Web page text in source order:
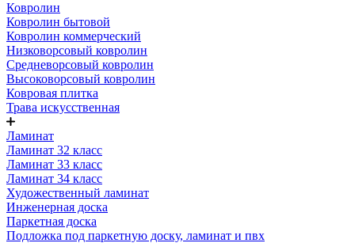
Ковролин
Ковролин бытовой
Ковролин коммерческий
Низковорсовый ковролин
Средневорсовый ковролин
Высоковорсовый ковролин
Ковровая плитка
Трава искусственная
Ламинат
Ламинат 32 класс
Ламинат 33 класс
Ламинат 34 класс
Художественный ламинат
Инженерная доска
Паркетная доска
Подложка под паркетную доску, ламинат и пвх